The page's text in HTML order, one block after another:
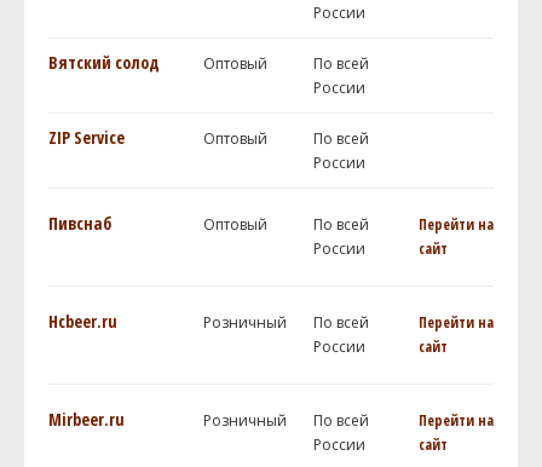
России
Вятский солод Оптовый
По всей
России
ZIP Service Оптовый
По всей
России
Пивснаб Оптовый
По всей
России
Перейти на
сайт
Hcbeer.ru Розничный
По всей
России
Перейти на
сайт
Mirbeer.ru Розничный
По всей
России
Перейти на
сайт